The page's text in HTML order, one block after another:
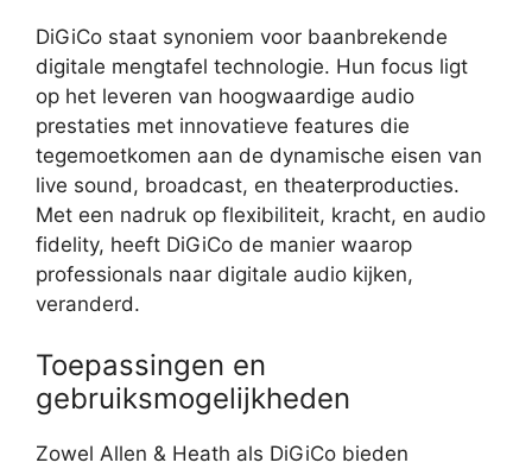
DiGiCo staat synoniem voor baanbrekende
digitale mengtafel technologie. Hun focus ligt
op het leveren van hoogwaardige audio
prestaties met innovatieve features die
tegemoetkomen aan de dynamische eisen van
live sound, broadcast, en theaterproducties.
Met een nadruk op flexibiliteit, kracht, en audio
fidelity, heeft DiGiCo de manier waarop
professionals naar digitale audio kijken,
veranderd.
Toepassingen en
gebruiksmogelijkheden
Zowel Allen & Heath als DiGiCo bieden